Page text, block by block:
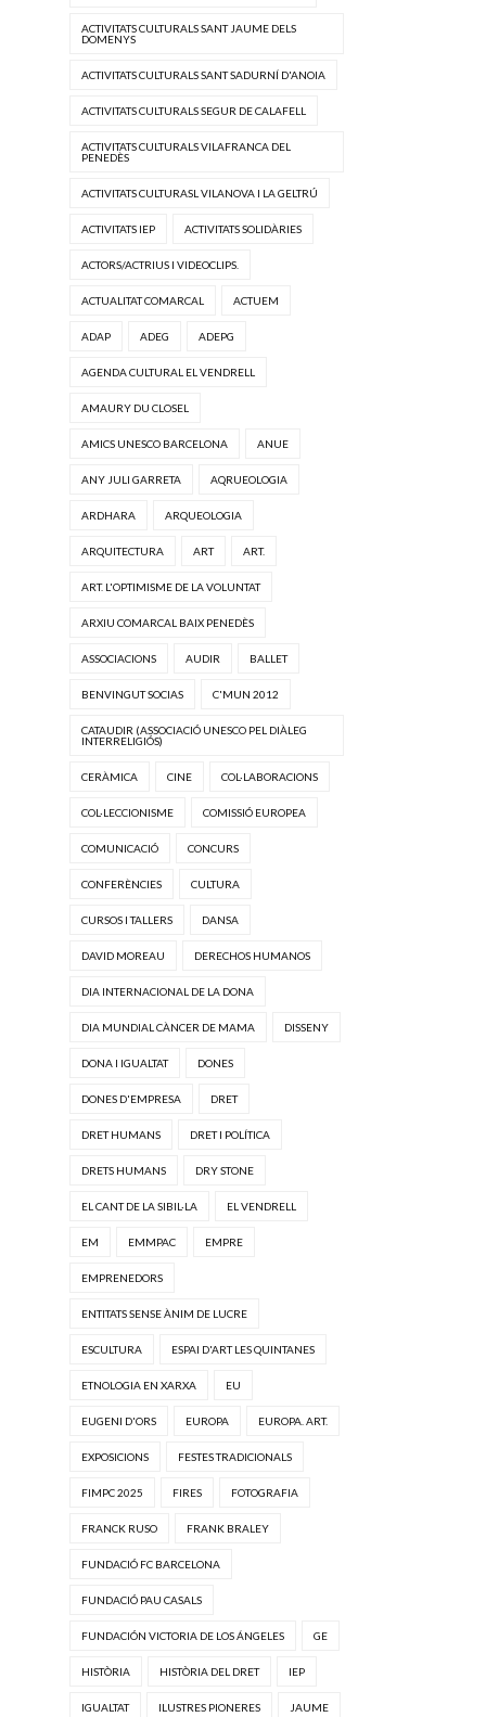
ACTIVITATS CULTURALS SANT JAUME DELS
DOMENYS
ACTIVITATS CULTURALS SANT SADURNÍ D'ANOIA
ACTIVITATS CULTURALS SEGUR DE CALAFELL
ACTIVITATS CULTURALS VILAFRANCA DEL
PENEDÈS
ACTIVITATS CULTURASL VILANOVA I LA GELTRÚ
ACTIVITATS IEP ACTIVITATS SOLIDÀRIES
ACTORS/ACTRIUS I VIDEOCLIPS.
ACTUALITAT COMARCAL ACTUEM
ADAP ADEG ADEPG
AGENDA CULTURAL EL VENDRELL
AMAURY DU CLOSEL
AMICS UNESCO BARCELONA ANUE
ANY JULI GARRETA AQRUEOLOGIA
ARDHARA ARQUEOLOGIA
ARQUITECTURA ART ART.
ART. L'OPTIMISME DE LA VOLUNTAT
ARXIU COMARCAL BAIX PENEDÈS
ASSOCIACIONS AUDIR BALLET
BENVINGUT SOCIAS C'MUN 2012
CATAUDIR (ASSOCIACIÓ UNESCO PEL DIÀLEG
INTERRELIGIÓS)
CERÀMICA CINE COL·LABORACIONS
COL·LECCIONISME COMISSIÓ EUROPEA
COMUNICACIÓ CONCURS
CONFERÈNCIES CULTURA
CURSOS I TALLERS DANSA
DAVID MOREAU DERECHOS HUMANOS
DIA INTERNACIONAL DE LA DONA
DIA MUNDIAL CÀNCER DE MAMA DISSENY
DONA I IGUALTAT DONES
DONES D'EMPRESA DRET
DRET HUMANS DRET I POLÍTICA
DRETS HUMANS DRY STONE
EL CANT DE LA SIBIL·LA EL VENDRELL
EM EMMPAC EMPRE
EMPRENEDORS
ENTITATS SENSE ÀNIM DE LUCRE
ESCULTURA ESPAI D'ART LES QUINTANES
ETNOLOGIA EN XARXA EU
EUGENI D'ORS EUROPA EUROPA. ART.
EXPOSICIONS FESTES TRADICIONALS
FIMPC 2025 FIRES FOTOGRAFIA
FRANCK RUSO FRANK BRALEY
FUNDACIÓ FC BARCELONA
FUNDACIÓ PAU CASALS
FUNDACIÓN VICTORIA DE LOS ÁNGELES GE
HISTÒRIA HISTÒRIA DEL DRET IEP
IGUALTAT ILUSTRES PIONERES JAUME